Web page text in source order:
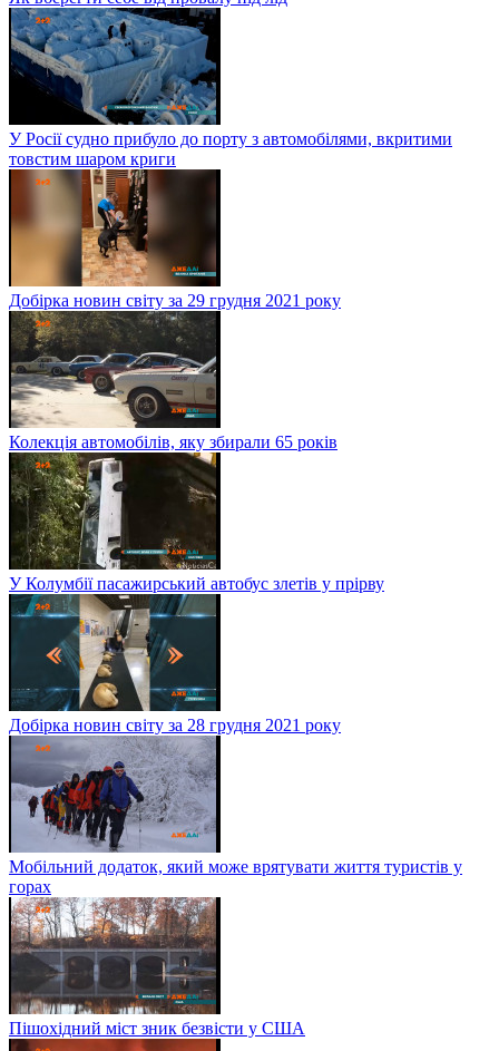
У Росії судно прибуло до порту з автомобілями, вкритими
товстим шаром криги
Добірка новин світу за 29 грудня 2021 року
Колекція автомобілів, яку збирали 65 років
У Колумбії пасажирський автобус злетів у прірву
Добірка новин світу за 28 грудня 2021 року
Мобільний додаток, який може врятувати життя туристів у
горах
Пішохідний міст зник безвісти у США